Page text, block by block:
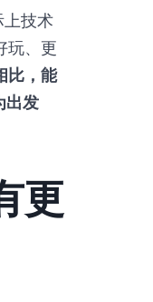
上技术
玩、更
比，能
出发
更